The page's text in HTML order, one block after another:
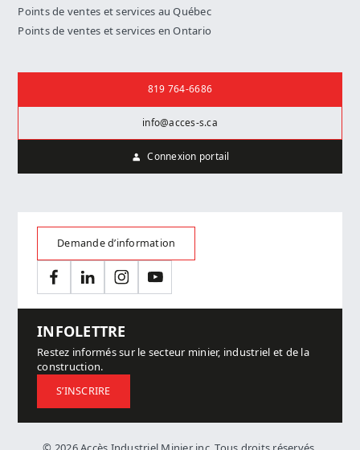
Points de ventes et services au Québec
Points de ventes et services en Ontario
819 764-6686
info@acces-s.ca
Connexion portail
Demande d’information
FacebookLinkedInInstagramYouTube
INFOLETTRE
Restez informés sur le secteur minier, industriel et de la
construction.
S’INSCRIRE